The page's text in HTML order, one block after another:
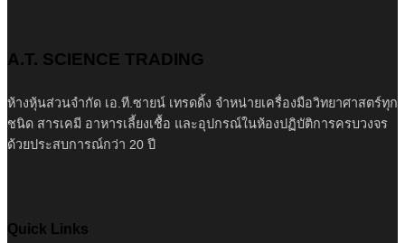
A.T. SCIENCE TRADING
ห้างหุ้นส่วนจำกัด เอ.ที.ซายน์ เทรดดิ้ง จำหน่ายเครื่องมือวิทยาศาสตร์ทุก
ชนิด สารเคมี อาหารเลี้ยงเชื้อ และอุปกรณ์ในห้องปฏิบัติการครบวงจร
ด้วยประสบการณ์กว่า 20 ปี
Quick Links